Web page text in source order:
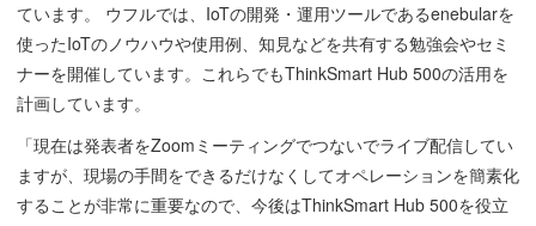
ています。 ウフルでは、IoTの開発・運用ツールであるenebularを
使ったIoTのノウハウや使用例、知見などを共有する勉強会やセミ
ナーを開催しています。これらでもThinkSmart Hub 500の活用を
計画しています。
「現在は発表者をZoomミーティングでつないでライブ配信してい
ますが、現場の手間をできるだけなくしてオペレーションを簡素化
することが非常に重要なので、今後はThinkSmart Hub 500を役立